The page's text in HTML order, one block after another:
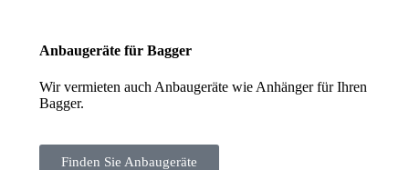
Anbaugeräte für Bagger
Wir vermieten auch Anbaugeräte wie Anhänger für Ihren
Bagger.
Finden Sie Anbaugeräte